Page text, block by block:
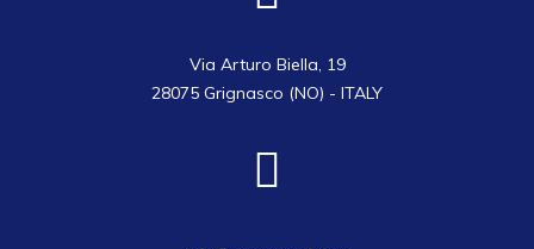
Via Arturo Biella, 19
28075 Grignasco (NO) - ITALY